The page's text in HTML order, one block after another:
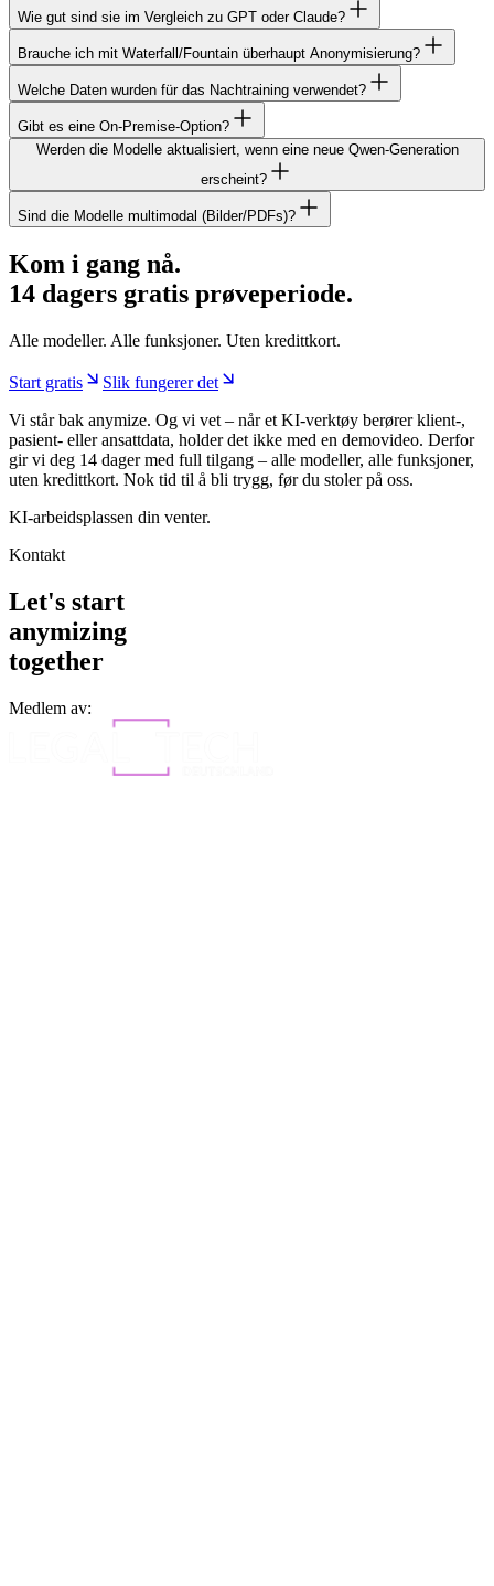
Wie gut sind sie im Vergleich zu GPT oder Claude?
Brauche ich mit Waterfall/Fountain überhaupt Anonymisierung?
Welche Daten wurden für das Nachtraining verwendet?
Gibt es eine On-Premise-Option?
Werden die Modelle aktualisiert, wenn eine neue Qwen-Generation
erscheint?
Sind die Modelle multimodal (Bilder/PDFs)?
Kom i gang nå.
14 dagers gratis prøveperiode.
Alle modeller. Alle funksjoner. Uten kredittkort.
Start gratis
Slik fungerer det
Vi står bak anymize. Og vi vet – når et KI-verktøy berører klient-,
pasient- eller ansattdata, holder det ikke med en demovideo. Derfor
gir vi deg 14 dager med full tilgang – alle modeller, alle funksjoner,
uten kredittkort. Nok tid til å bli trygg, før du stoler på oss.
KI-arbeidsplassen din venter.
Kontakt
Let's start
anymizing
together
Medlem av: